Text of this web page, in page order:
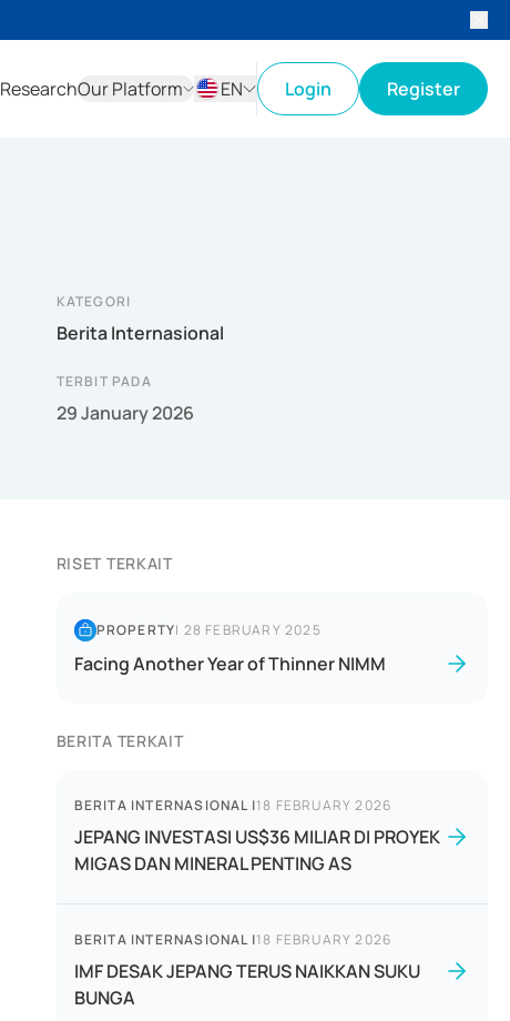
ResearchOur Platform
EN
Login Register
KATEGORI
Berita Internasional
TERBIT PADA
29 January 2026
RISET TERKAIT
PROPERTY| 28 FEBRUARY 2025
Facing Another Year of Thinner NIMM
BERITA TERKAIT
BERITA INTERNASIONAL |18 FEBRUARY 2026
JEPANG INVESTASI US$36 MILIAR DI PROYEK
MIGAS DAN MINERAL PENTING AS
BERITA INTERNASIONAL |18 FEBRUARY 2026
IMF DESAK JEPANG TERUS NAIKKAN SUKU
BUNGA